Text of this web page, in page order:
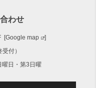
わせ
[Google map
]
付）
日・第3日曜